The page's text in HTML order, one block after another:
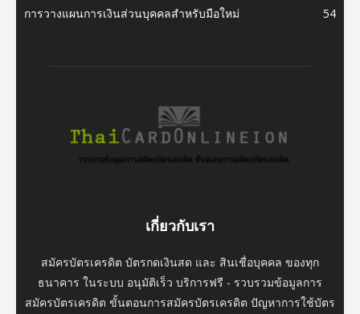
การวางแผนการเงินส่วนบุคคลสำหรับมือใหม่
54
เกี่ยวกับเรา
สมัครบัตรเครดิต บัตรกดเงินสด และ สินเชื่อบุคคล ของทุก
ธนาคาร ในระบบ อนุมัติเร็ว บริการฟรี - รวบรวมข้อมูลการ
สมัครบัตรเครดิต ขั้นตอนการสมัครบัตรเครดิต ปัญหาการใช้บัตร